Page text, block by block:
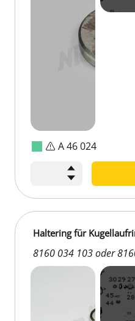
A 46 024
Haltering für
8160 034 103 oder